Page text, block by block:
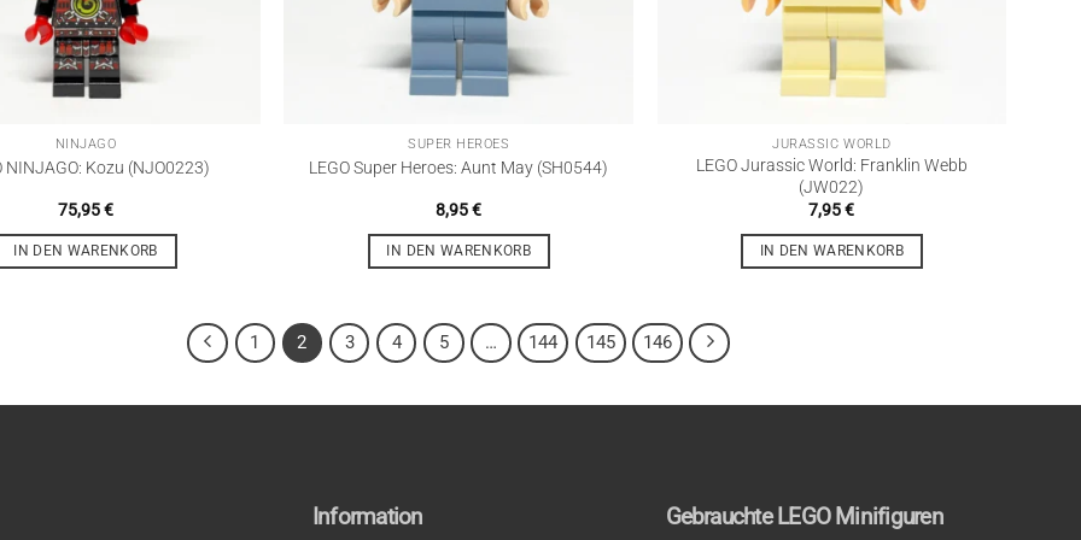
NINJAGO
NINJAGO: Kozu (NJO0223)
75,95€
IN DEN WARENKORB
SUPER HEROES
LEGO Super Heroes: Aunt May (SH0544)
8,95€
IN DEN WARENKORB
JURASSIC WORLD
LEGO Jurassic World: Franklin Webb
(JW022)
7,95€
IN DEN WARENKORB
1 2 3 4 5 … 144 145 146
Information Gebrauchte LEGO Minifiguren